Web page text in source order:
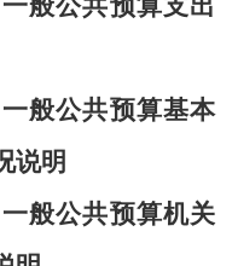
般公共预算支出
般公共预算基本
说明
般公共预算机关